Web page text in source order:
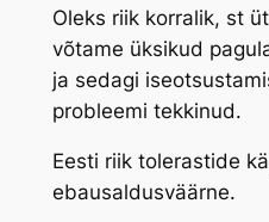
Oleks riik korralik, st
võtame üksikud
ja sedagi
probleemi tekkinud.
Eesti riik tolerastide
ebausaldusväärne.